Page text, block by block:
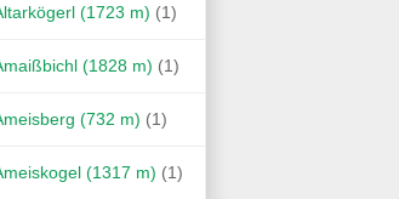
(1723 m) (1)
(1828 m) (1)
(732 m) (1)
(1317 m) (1)